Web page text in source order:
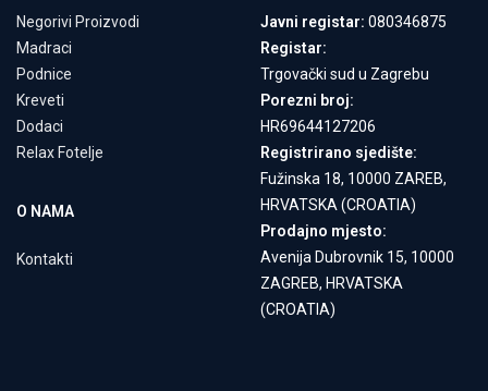
Negorivi Proizvodi
Madraci
Podnice
Kreveti
Dodaci
Relax Fotelje
O NAMA
Kontakti
Javni registar: 080346875
Registar:
Trgovački sud u Zagrebu
Porezni broj:
HR69644127206
Registrirano sjedište:
Fužinska 18, 10000 ZAREB,
HRVATSKA (CROATIA)
Prodajno mjesto:
Avenija Dubrovnik 15, 10000
ZAGREB, HRVATSKA
(CROATIA)